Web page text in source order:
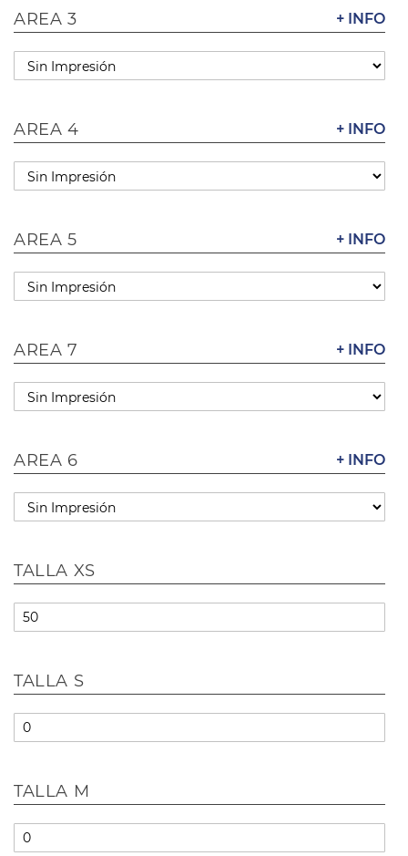
+ INFO
AREA 3
+ INFO
AREA 4
+ INFO
AREA 5
+ INFO
AREA 7
+ INFO
AREA 6
TALLA XS
TALLA S
TALLA M